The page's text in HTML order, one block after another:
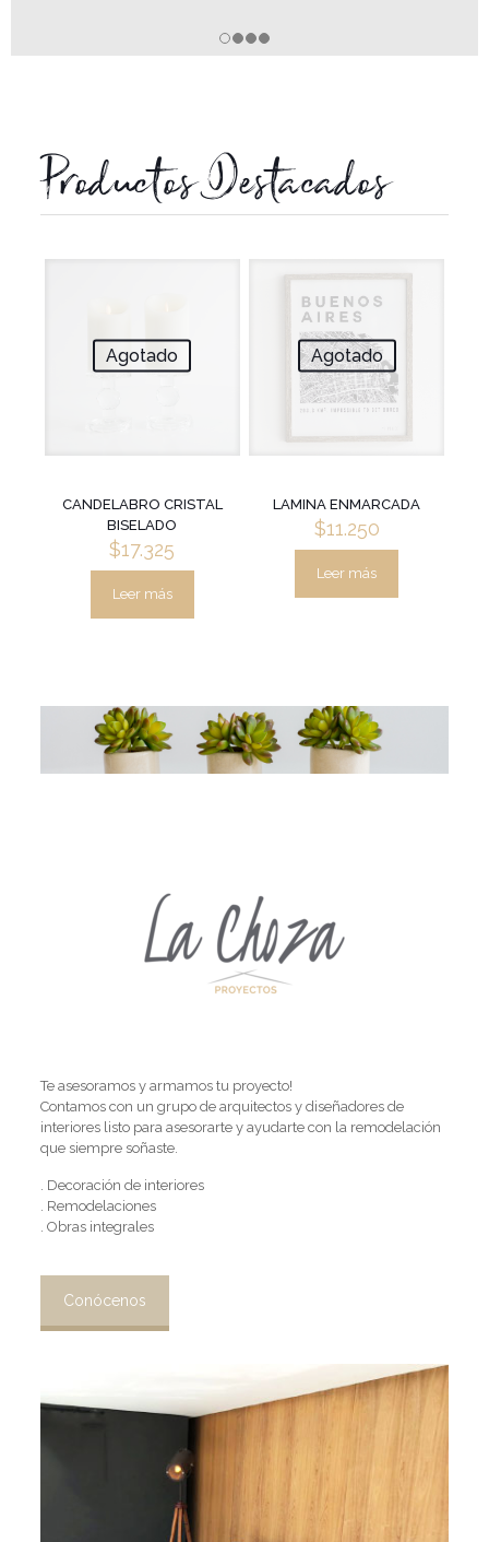
Productos Destacados
Agotado
CANDELABRO CRISTAL
BISELADO
$17.325
Leer más
Agotado
LAMINA ENMARCADA
$11.250
Leer más
Te asesoramos y armamos tu proyecto!
Contamos con un grupo de arquitectos y diseñadores de
interiores listo para asesorarte y ayudarte con la remodelación
que siempre soñaste.
. Decoración de interiores
. Remodelaciones
. Obras integrales
Conócenos